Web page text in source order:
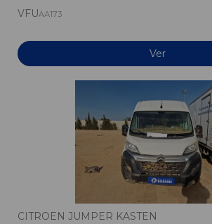
VFUAA173
Ver
CITROEN JUMPER KASTEN